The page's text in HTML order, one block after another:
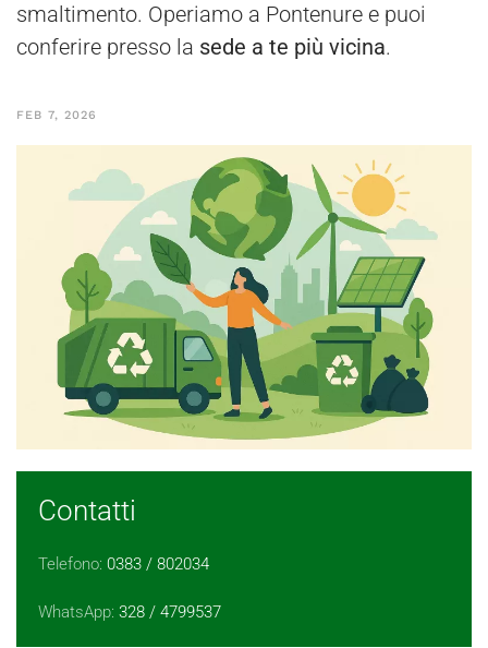
smaltimento. Operiamo a Pontenure e puoi
conferire presso la sede a te più vicina.
FEB 7, 2026
Contatti
Telefono: 0383 / 802034
WhatsApp: 328 / 4799537